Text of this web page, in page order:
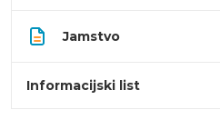
Jamstvo
Informacijski list